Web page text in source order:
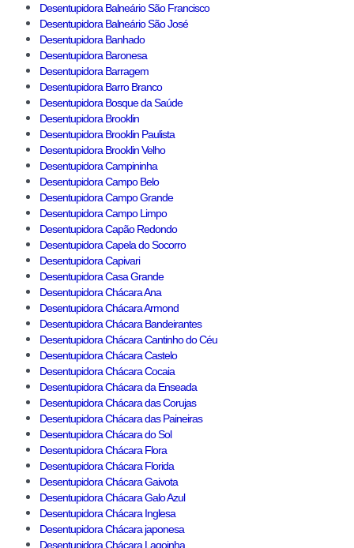
Desentupidora Balneário São Francisco
Desentupidora Balneário São José
Desentupidora Banhado
Desentupidora Baronesa
Desentupidora Barragem
Desentupidora Barro Branco
Desentupidora Bosque da Saúde
Desentupidora Brooklin
Desentupidora Brooklin Paulista
Desentupidora Brooklin Velho
Desentupidora Campininha
Desentupidora Campo Belo
Desentupidora Campo Grande
Desentupidora Campo Limpo
Desentupidora Capão Redondo
Desentupidora Capela do Socorro
Desentupidora Capivari
Desentupidora Casa Grande
Desentupidora Chácara Ana
Desentupidora Chácara Armond
Desentupidora Chácara Bandeirantes
Desentupidora Chácara Cantinho do Céu
Desentupidora Chácara Castelo
Desentupidora Chácara Cocaia
Desentupidora Chácara da Enseada
Desentupidora Chácara das Corujas
Desentupidora Chácara das Paineiras
Desentupidora Chácara do Sol
Desentupidora Chácara Flora
Desentupidora Chácara Florida
Desentupidora Chácara Gaivota
Desentupidora Chácara Galo Azul
Desentupidora Chácara Inglesa
Desentupidora Chácara japonesa
Desentupidora Chácara Lagoinha